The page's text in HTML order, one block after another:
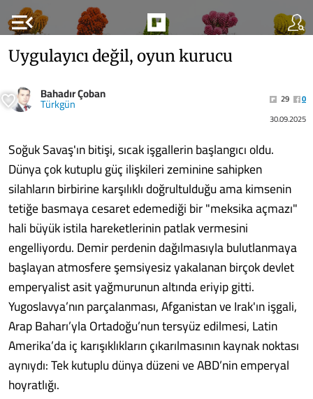
menu_open
Uygulayıcı değil, oyun kurucu
Bahadır Çoban
Türkgün 29
0
30.09.2025
Soğuk Savaş'ın bitişi, sıcak işgallerin başlangıcı oldu.
Dünya çok kutuplu güç ilişkileri zeminine sahipken
silahların birbirine karşılıklı doğrultulduğu ama kimsenin
tetiğe basmaya cesaret edemediği bir "meksika açmazı"
hali büyük istila hareketlerinin patlak vermesini
engelliyordu. Demir perdenin dağılmasıyla bulutlanmaya
başlayan atmosfere şemsiyesiz yakalanan birçok devlet
emperyalist asit yağmurunun altında eriyip gitti.
Yugoslavya’nın parçalanması, Afganistan ve Irak'ın işgali,
Arap Baharı’yla Ortadoğu’nun tersyüz edilmesi, Latin
Amerika’da iç karışıklıkların çıkarılmasının kaynak noktası
aynıydı: Tek kutuplu dünya düzeni ve ABD’nin emperyal
hoyratlığı.